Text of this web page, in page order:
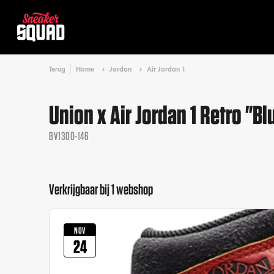
Terug Home Jordan Air Jordan 1
Union x Air Jordan 1 Retro
BV1300-146
Verkrijgbaar bij 1 webshop
NOV
24